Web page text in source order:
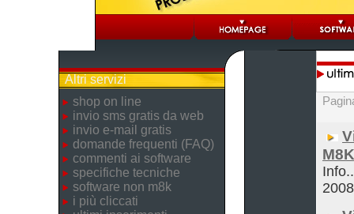
Altri servizi
shop on line
invio sms gratis da web
invio e-mail gratis
domande frequenti (FAQ)
commenti ai software
specifiche tecniche
software non m8k
i più cliccati
2008